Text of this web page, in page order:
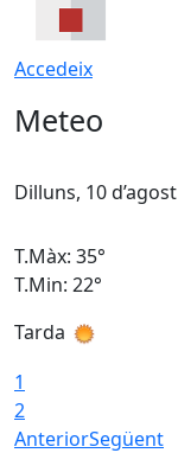
Accedeix
Meteo
Dilluns, 10 d’agost
T.Màx: 35°
T.Min: 22°
Tarda
1
2
AnteriorSegüent